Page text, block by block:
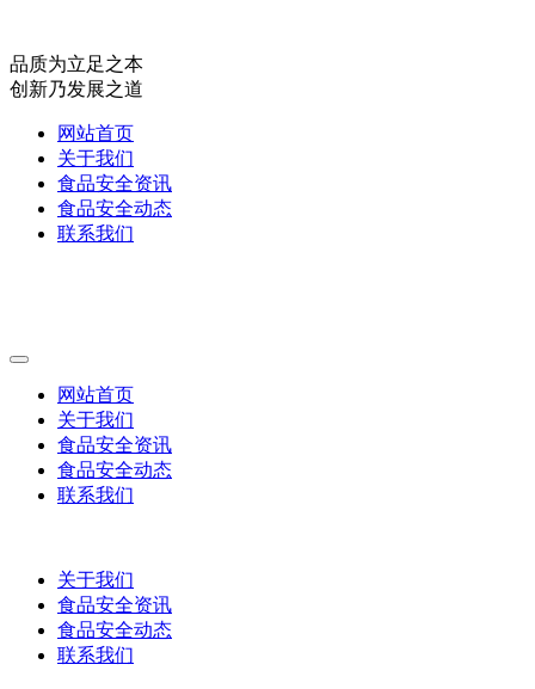
品质为立足之本
创新乃发展之道
网站首页
关于我们
食品安全资讯
食品安全动态
联系我们
网站首页
关于我们
食品安全资讯
食品安全动态
联系我们
关于我们
食品安全资讯
食品安全动态
联系我们